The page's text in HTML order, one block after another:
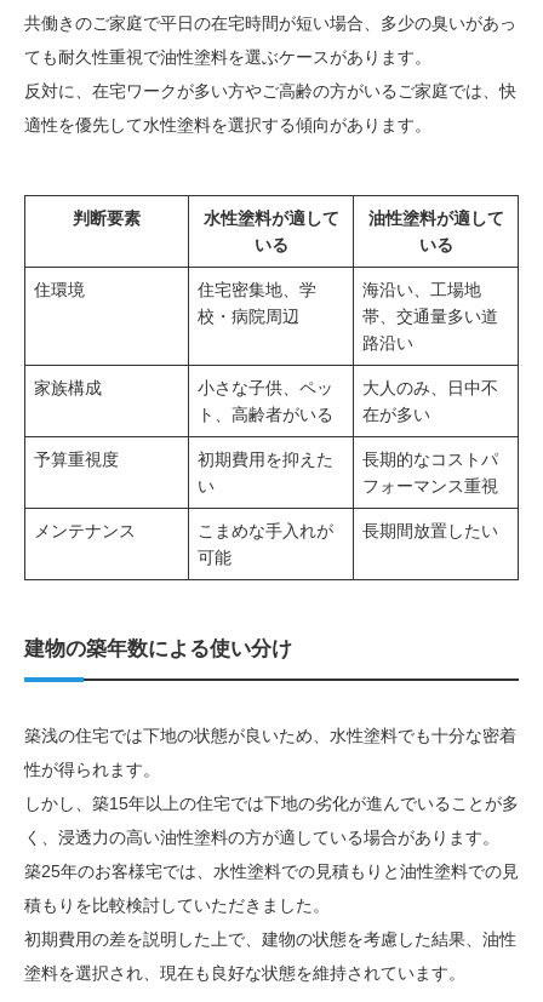
共働きのご家庭で平日の在宅時間が短い場合、多少の臭いがあっ
ても耐久性重視で油性塗料を選ぶケースがあります。
反対に、在宅ワークが多い方やご高齢の方がいるご家庭では、快
適性を優先して水性塗料を選択する傾向があります。
判断要素
水性塗料が適して
いる
油性塗料が適して
いる
住環境
住宅密集地、学
校・病院周辺
海沿い、工場地
帯、交通量多い道
路沿い
家族構成
小さな子供、ペッ
ト、高齢者がいる
大人のみ、日中不
在が多い
予算重視度
初期費用を抑えた
い
長期的なコストパ
フォーマンス重視
メンテナンス
こまめな手入れが
可能
長期間放置したい
建物の築年数による使い分け
築浅の住宅では下地の状態が良いため、水性塗料でも十分な密着
性が得られます。
しかし、築15年以上の住宅では下地の劣化が進んでいることが多
く、浸透力の高い油性塗料の方が適している場合があります。
築25年のお客様宅では、水性塗料での見積もりと油性塗料での見
積もりを比較検討していただきました。
初期費用の差を説明した上で、建物の状態を考慮した結果、油性
塗料を選択され、現在も良好な状態を維持されています。